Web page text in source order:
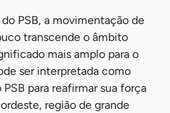
PSB, a movimentação de
transcende o âmbito
mais amplo para o
ser interpretada como
para reafirmar sua força
região de grande